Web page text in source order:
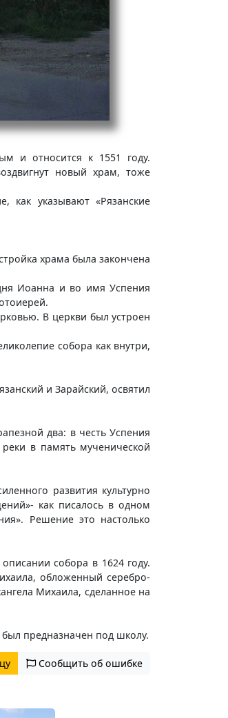
и относится к 1551 году.
новый храм, тоже
указывают «Рязанские
храма была закончена
Иоанна и во имя Успения
В церкви был устроен
собора как внутри,
и Зарайский, освятил
два: в честь Успения
в память мученической
развития культурно
как писалось в одном
Решение это настолько
собора в 1624 году.
обложенный серебро-
Михаила, сделанное на
предназначен под школу.
Сообщить об ошибке